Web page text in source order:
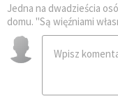
Jedna na dwadzieścia
domu. "Są więźniami